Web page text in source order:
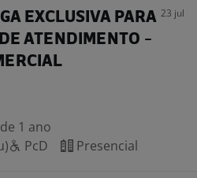
EXCLUSIVA PARA
ATENDIMENTO -
23 jul
1 ano
PcD Presencial